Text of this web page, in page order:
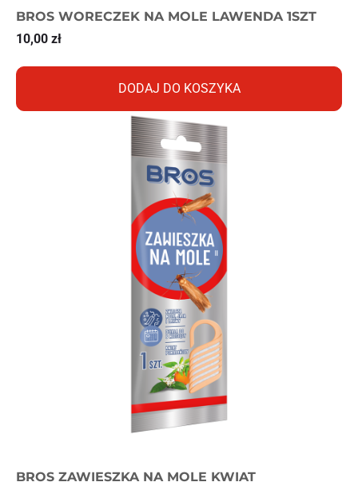
BROS WORECZEK NA MOLE LAWENDA 1SZT
10,00 zł
DODAJ DO KOSZYKA
BROS ZAWIESZKA NA MOLE KWIAT